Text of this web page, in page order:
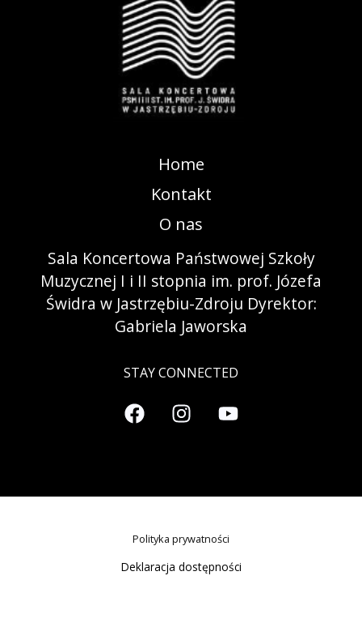
Home
Kontakt
O nas
Sala Koncertowa Państwowej Szkoły
Muzycznej I i II stopnia im. prof. Józefa
Świdra w Jastrzębiu-Zdroju Dyrektor:
Gabriela Jaworska
STAY CONNECTED
Polityka prywatności
Deklaracja dostępności